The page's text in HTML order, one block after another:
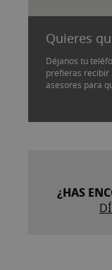
Quieres
Déjanos tu
prefieras recibir
asesores para
¿HAS